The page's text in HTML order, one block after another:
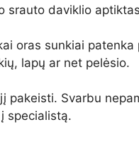
srauto daviklio
oras sunkiai patenka
lapų ar net pelėsio.
pakeisti. Svarbu
specialistą.